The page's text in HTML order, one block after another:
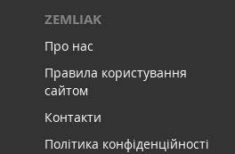
ZEMLIAK
Про нас
Правила користування
сайтом
Контакти
Політика конфіденційності